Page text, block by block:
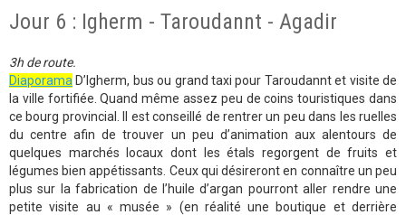
Jour 6 : Igherm - Taroudannt - Agadir
3h de route.
Diaporama D’Igherm, bus ou grand taxi pour Taroudannt et visite de
la ville fortifiée. Quand même assez peu de coins touristiques dans
ce bourg provincial. Il est conseillé de rentrer un peu dans les ruelles
du centre afin de trouver un peu d’animation aux alentours de
quelques marchés locaux dont les étals regorgent de fruits et
légumes bien appétissants. Ceux qui désireront en connaître un peu
plus sur la fabrication de l’huile d’argan pourront aller rendre une
petite visite au « musée » (en réalité une boutique et derrière